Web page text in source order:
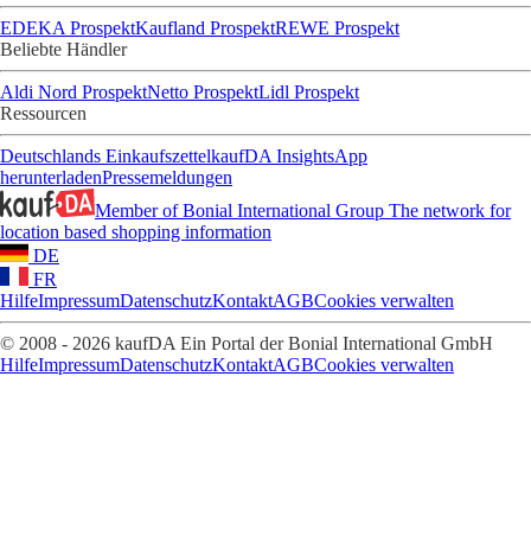
EDEKA ProspektKaufland ProspektREWE Prospekt
Beliebte Händler
Aldi Nord ProspektNetto ProspektLidl Prospekt
Ressourcen
Deutschlands EinkaufszettelkaufDA InsightsApp
herunterladenPressemeldungen
Member of Bonial International Group The network for
location based shopping information
DE
FR
HilfeImpressumDatenschutzKontaktAGBCookies verwalten
© 2008 - 2026 kaufDA Ein Portal der Bonial International GmbH
HilfeImpressumDatenschutzKontaktAGBCookies verwalten